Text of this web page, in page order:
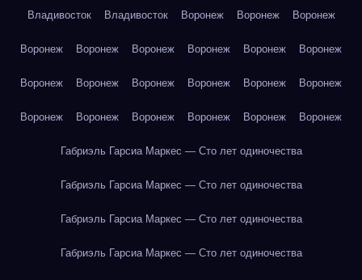
Владивосток Владивосток Воронеж Воронеж Воронеж
Воронеж Воронеж Воронеж Воронеж Воронеж Воронеж
Воронеж Воронеж Воронеж Воронеж Воронеж Воронеж
Воронеж Воронеж Воронеж Воронеж Воронеж Воронеж
Габриэль Гарсиа Маркес — Сто лет одиночества
Габриэль Гарсиа Маркес — Сто лет одиночества
Габриэль Гарсиа Маркес — Сто лет одиночества
Габриэль Гарсиа Маркес — Сто лет одиночества